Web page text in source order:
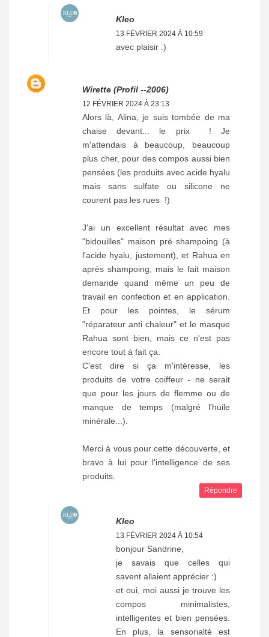
Kleo
13 FÉVRIER 2024 À 10:59
avec plaisir :)
Wirette (profil --2006)
12 FÉVRIER 2024 À 23:13
Alors là, Alina, je suis tombée de ma
chaise devant... le prix ! Je
m'attendais à beaucoup, beaucoup
plus cher, pour des compos aussi bien
pensées (les produits avec acide hyalu
mais sans sulfate ou silicone ne
courent pas les rues !)
J'ai un excellent résultat avec mes
"bidouilles" maison pré shampoing (à
l'acide hyalu, justement), et Rahua en
après shampoing, mais le fait maison
demande quand même un peu de
travail en confection et en application.
Et pour les pointes, le sérum
"réparateur anti chaleur" et le masque
Rahua sont bien, mais ce n'est pas
encore tout à fait ça.
C'est dire si ça m'intéresse, les
produits de votre coiffeur - ne serait
que pour les jours de flemme ou de
manque de temps (malgré l'huile
minérale...).
Merci à vous pour cette découverte, et
bravo à lui pour l'intelligence de ses
produits.
Répondre
Kleo
13 FÉVRIER 2024 À 10:54
bonjour Sandrine,
je savais que celles qui
savent allaient apprécier :)
et oui, moi aussi je trouve les
compos minimalistes,
intelligentes et bien pensées.
En plus, la sensorialté est